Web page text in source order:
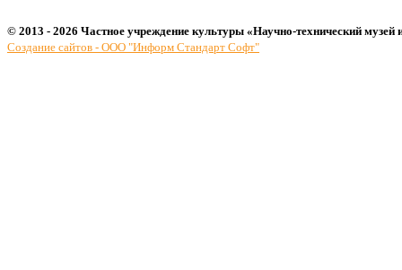
© 2013 - 2026 Частное учреждение культуры «Научно-технический музей
Создание сайтов - ООО "Информ Стандарт Софт"